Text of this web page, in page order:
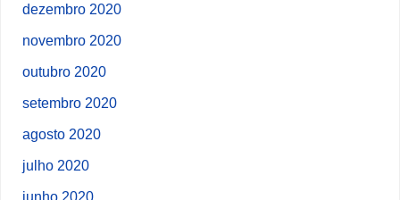
dezembro 2020
novembro 2020
outubro 2020
setembro 2020
agosto 2020
julho 2020
junho 2020